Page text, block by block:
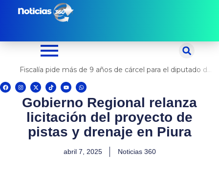
Fiscalía pide más de 9 años de cárcel para el diputado de oposición Harvey Colchado
F
a
c
I
n
s
a
X
-
t
w
i
t
e
T
i
k
t
Y
o
u
t
b
e
W
h
a
t
s
p
p
Gobierno Regional relanza
licitación del proyecto de
pistas y drenaje en Piura
abril 7, 2025 Noticias 360